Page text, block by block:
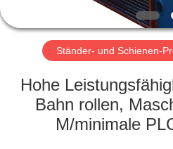
UNS
Ständer- und Schienen-
Hohe
Bahn rollen,
M/minimale